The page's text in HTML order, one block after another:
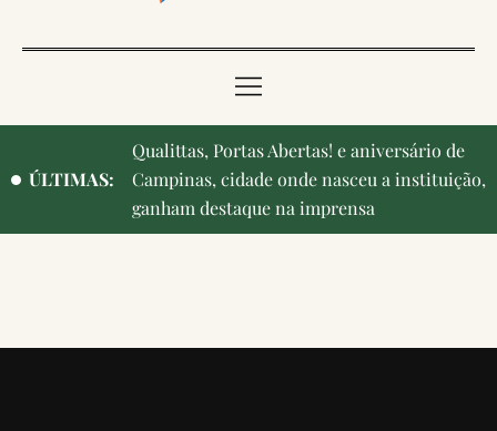
ÚLTIMAS:
Qualittas, Portas Abertas! e aniversário de
Campinas, cidade onde nasceu a instituição,
ganham destaque na imprensa
Reconhecer quem ensina: Faculdade
Qualittas homenageia professores durante o
Medvep 2026